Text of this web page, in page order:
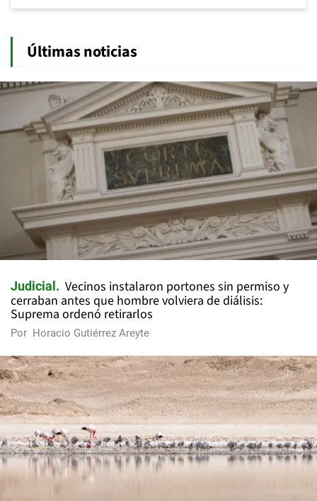
Últimas noticias
Judicial
Vecinos instalaron portones sin permiso y
cerraban antes que hombre volviera de diálisis:
Suprema ordenó retirarlos
Por Horacio Gutiérrez Areyte